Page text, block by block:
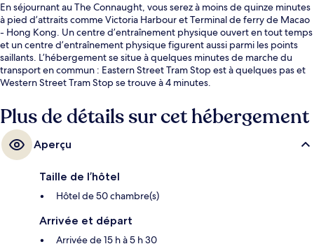
En séjournant au The Connaught, vous serez à moins de quinze minutes
à pied d’attraits comme Victoria Harbour et Terminal de ferry de Macao
- Hong Kong. Un centre d’entraînement physique ouvert en tout temps
et un centre d’entraînement physique figurent aussi parmi les points
saillants. L’hébergement se situe à quelques minutes de marche du
transport en commun : Eastern Street Tram Stop est à quelques pas et
Western Street Tram Stop se trouve à 4 minutes.
Plus de détails sur cet hébergement
Aperçu
Taille de l’hôtel
Hôtel de 50 chambre(s)
Arrivée et départ
Arrivée de 15 h à 5 h 30